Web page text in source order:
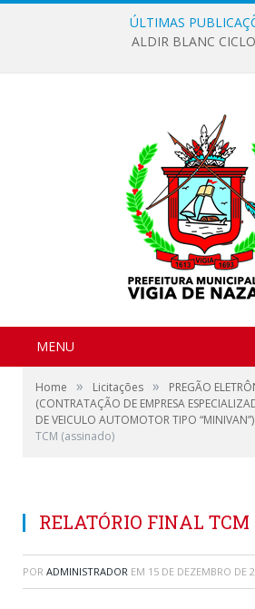
ÚLTIMAS
ALDIR BLANC
MENU
Home » Licitações »
PREGÃO
(CONTRATAÇÃO DE EMPRESA
DE VEICULO AUTOMOTOR TIPO “MINIVAN”)
TCM (assinado)
RELATÓRIO FINAL
POR ADMINISTRADOR EM 15 DE DEZEMBRO DE